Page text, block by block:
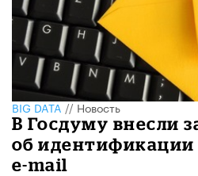
BIG DATA//Новость
В Госдуму внесли
об идентификации
e-mail